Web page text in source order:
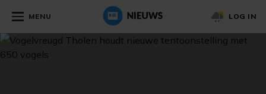
MENU LOG IN